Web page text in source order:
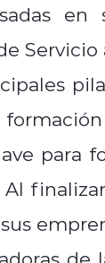
en
para